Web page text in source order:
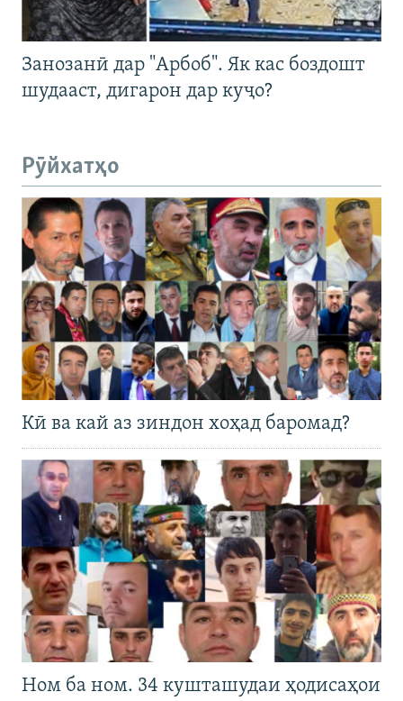
Занозанӣ дар "Арбоб". Як кас боздошт
шудааст, дигарон дар куҷо?
Рӯйхатҳо
Кӣ ва кай аз зиндон хоҳад баромад?
Ном ба ном. 34 кушташудаи ҳодисаҳои